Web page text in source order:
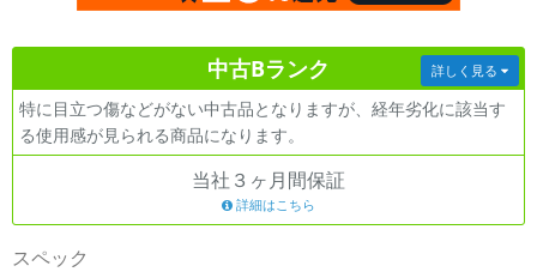
中古Bランク
特に目立つ傷などがない中古品となりますが、経年劣化に該当す
る使用感が見られる商品になります。
詳しく見る
当社３ヶ月間保証
詳細はこちら
スペック